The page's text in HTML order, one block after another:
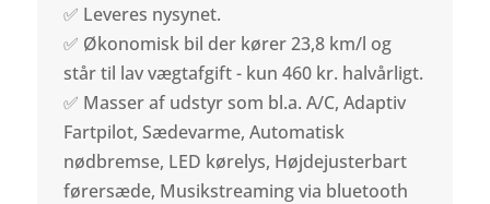
✅ Leveres nysynet.
✅ Økonomisk bil der kører 23,8 km/l og
står til lav vægtafgift - kun 460 kr. halvårligt.
✅ Masser af udstyr som bl.a. A/C, Adaptiv
Fartpilot, Sædevarme, Automatisk
nødbremse, LED kørelys, Højdejusterbart
førersæde, Musikstreaming via bluetooth